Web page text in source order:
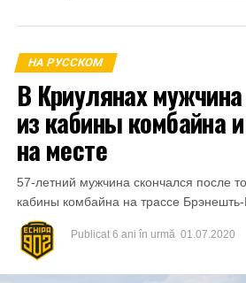
La 21 aprilie 2023, aflându-se în
vătămate din mun.Bălți a primit o
1000 de lei.
НА РУССКОМ
В Криулянах
из кабины комбайна
на месте
57-летний мужчина скончался после
кабины комбайна на трассе Брэнешть-
Publicat 6 ani în urmă 01.07.2020